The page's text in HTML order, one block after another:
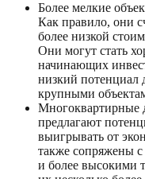
Более мелкие
Как правило, они
более низкой
Они могут стать
начинающих
низкий потенциал
крупными
Многоквартирные
предлагают
выигрывать от
также сопряжены
и более высокими